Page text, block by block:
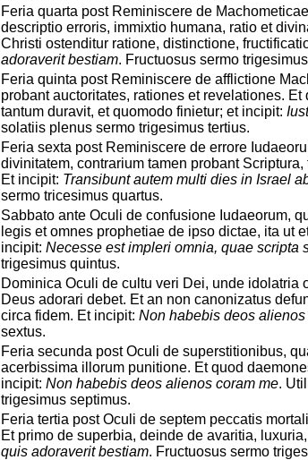
Feria quarta post Reminiscere de
descriptio erroris, immixtio humana, ratio et
Christi ostenditur ratione, distinctione,
adoraverit bestiam. Fructuosus sermo
Feria quinta post Reminiscere de afflictione
probant auctoritates, rationes et revelationes.
tantum duravit, et quomodo finietur; et incipit:
solatiis plenus sermo trigesimus tertius.
Feria sexta post Reminiscere de errore
divinitatem, contrarium tamen probant
Et incipit: Transibunt autem multi dies in Israel
sermo tricesimus quartus.
Sabbato ante Oculi de confusione Iudaeorum,
legis et omnes prophetiae de ipso dictae, ita ut
incipit:Necesse est impleri omnia, quae scripta
trigesimus quintus.
Dominica Oculi de cultu veri Dei, unde idolatria
Deus adorari debet. Et an non canonizatus
circa fidem. Et incipit:Non habebis deos alienos
sextus.
Feria secunda post Oculi de superstitionibus,
acerbissima illorum punitione. Et quod
incipit:Non habebis deos alienos coram me.
trigesimus septimus.
Feria tertia post Oculi de septem peccatis
Et primo de superbia, deinde de avaritia,
quis adoraverit bestiam. Fructuosus sermo